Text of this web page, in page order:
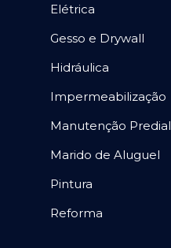
Elétrica
Gesso e Drywall
Hidráulica
Impermeabilização
Manutenção Predial
Marido de Aluguel
Pintura
Reforma